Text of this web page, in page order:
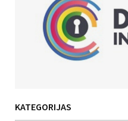
KATEGORIJAS